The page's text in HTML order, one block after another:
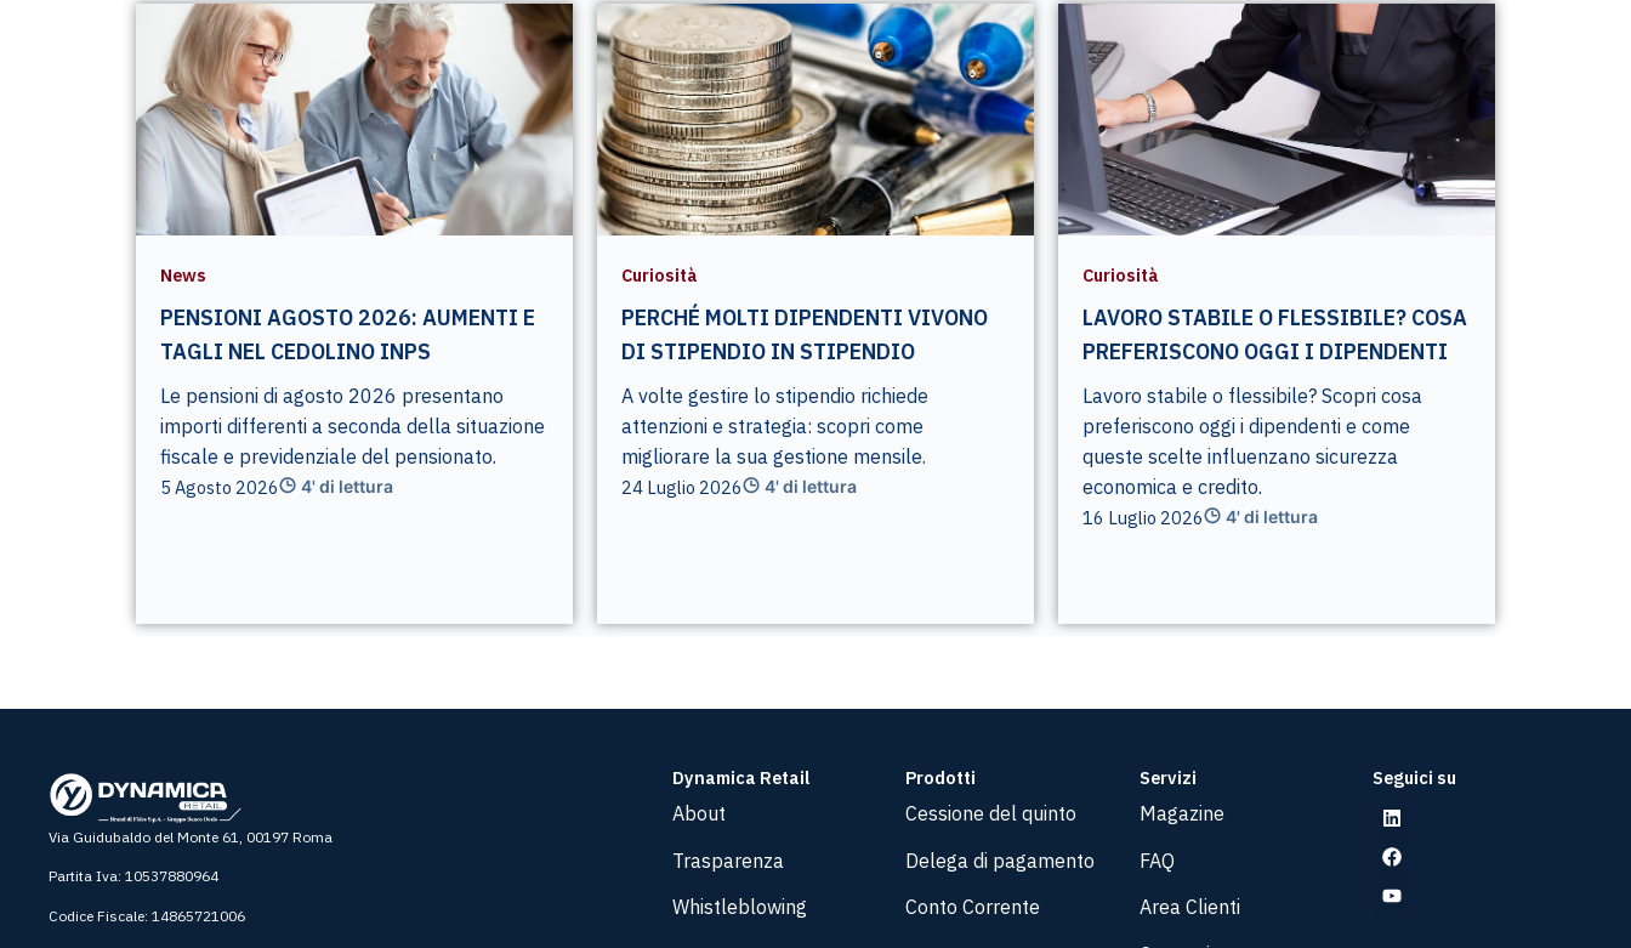
News
PENSIONI AGOSTO 2026: AUMENTI E
TAGLI NEL CEDOLINO INPS
Le pensioni di agosto 2026 presentano
importi differenti a seconda della situazione
fiscale e previdenziale del pensionato.
5 Agosto 2026 4' di lettura
Curiosità
PERCHÉ MOLTI DIPENDENTI VIVONO
DI STIPENDIO IN STIPENDIO
A volte gestire lo stipendio richiede
attenzioni e strategia: scopri come
migliorare la sua gestione mensile.
24 Luglio 2026 4' di lettura
Curiosità
LAVORO STABILE O FLESSIBILE? COSA
PREFERISCONO OGGI I DIPENDENTI
Lavoro stabile o flessibile? Scopri cosa
preferiscono oggi i dipendenti e come
queste scelte influenzano sicurezza
economica e credito.
16 Luglio 2026 4' di lettura
Via Guidubaldo del Monte 61, 00197 Roma
Partita Iva: 10537880964
Codice Fiscale: 14865721006
Dynamica Retail
About
Trasparenza
Whistleblowing
Prodotti
Cessione del quinto
Delega di pagamento
Conto Corrente
Servizi
Magazine
FAQ
Area Clienti
Seguici su